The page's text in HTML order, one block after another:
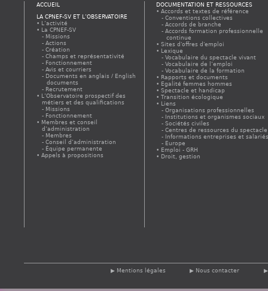
ACCUEIL
LA CPNEF-SV ET L’OBSERVATOIRE
L’activité
La CPNEF-SV
Missions
Actions
Création
Champs et représentativité
Fonctionnement
Avis et courriers
Documents en anglais / English
documents
Recrutement
L’Observatoire prospectif des
métiers et des qualifications
Missions
Fonctionnement
Membres et conseil
d’administration
Membres
Conseil d’administration
Équipe permanente
Appels à propositions
DOCUMENTATION ET RESSOURCES
Accords et textes de référence
Conventions collectives
Accords de branche
Accords formation professionnelle
continue
Sites d'offres d'emploi
Lexique
Vocabulaire du spectacle vivant
Vocabulaire de l’emploi
Vocabulaire de la formation
Rapports et documents
Egalité femmes hommes
Spectacle et handicap
Transition écologique
Liens
Organisations professionnelles
Institutions et organismes sociaux
Sociétés civiles
Centres de ressources du spectacle
Informations entreprises et
Europe
Emploi - GRH
Droit, gestion
Mentions légales Nous contacter